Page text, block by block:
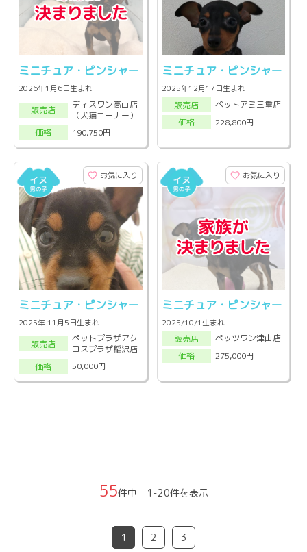
ミニチュア・ピンシャー
2026年1月6日生まれ
販売店
ディスワン高山店
（犬猫コーナー）
価格
190,750円
ミニチュア・ピンシャー
2025年12月17日生まれ
販売店
ペットアミ三重店
価格
228,800円
お気に入り
ミニチュア・ピンシャー
2025年 11月5日生まれ
販売店
ペットプラザアク
ロスプラザ稲沢店
価格
50,000円
お気に入り
ミニチュア・ピンシャー
2025/10/1生まれ
販売店
ペッツワン津山店
価格
275,000円
55件中 1-20件を表示
1 2 3